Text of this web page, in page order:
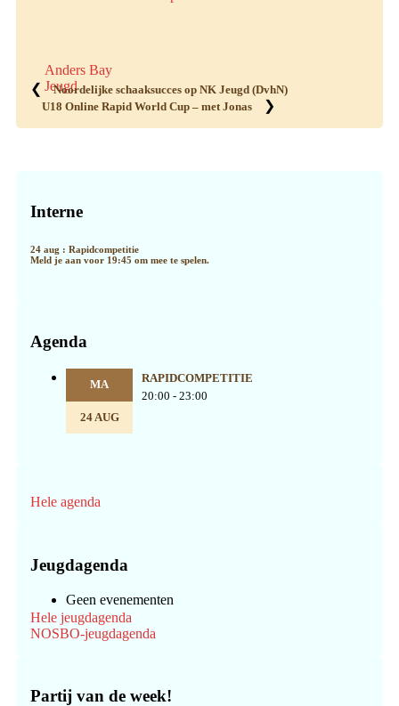
Anders Bay
Jeugd
❮
Noordelijke schaaksucces op NK Jeugd (DvhN)
U18 Online Rapid World Cup – met Jonas
❯
Sidebar
Interne
24 aug : Rapidcompetitie
Meld je aan voor 19:45 om mee te spelen.
Agenda
MA
24 AUG
RAPIDCOMPETITIE
20:00 - 23:00
Hele agenda
Jeugdagenda
Geen evenementen
Hele jeugdagenda
NOSBO-jeugdagenda
Partij van de week!